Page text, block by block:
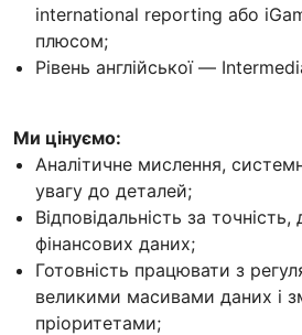
international reporting або
плюсом;
Рівень англійської —
Ми цінуємо:
Аналітичне мислення,
увагу до деталей;
Відповідальність за
фінансових даних;
Готовність працювати з
великими масивами даних і
пріоритетами;